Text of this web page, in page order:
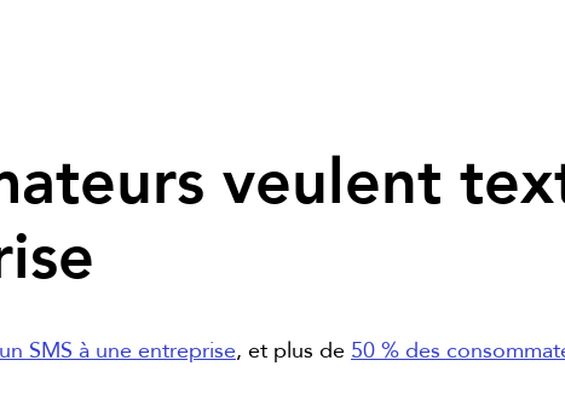
veulent
SMS à une entreprise, et plus de 50 % des